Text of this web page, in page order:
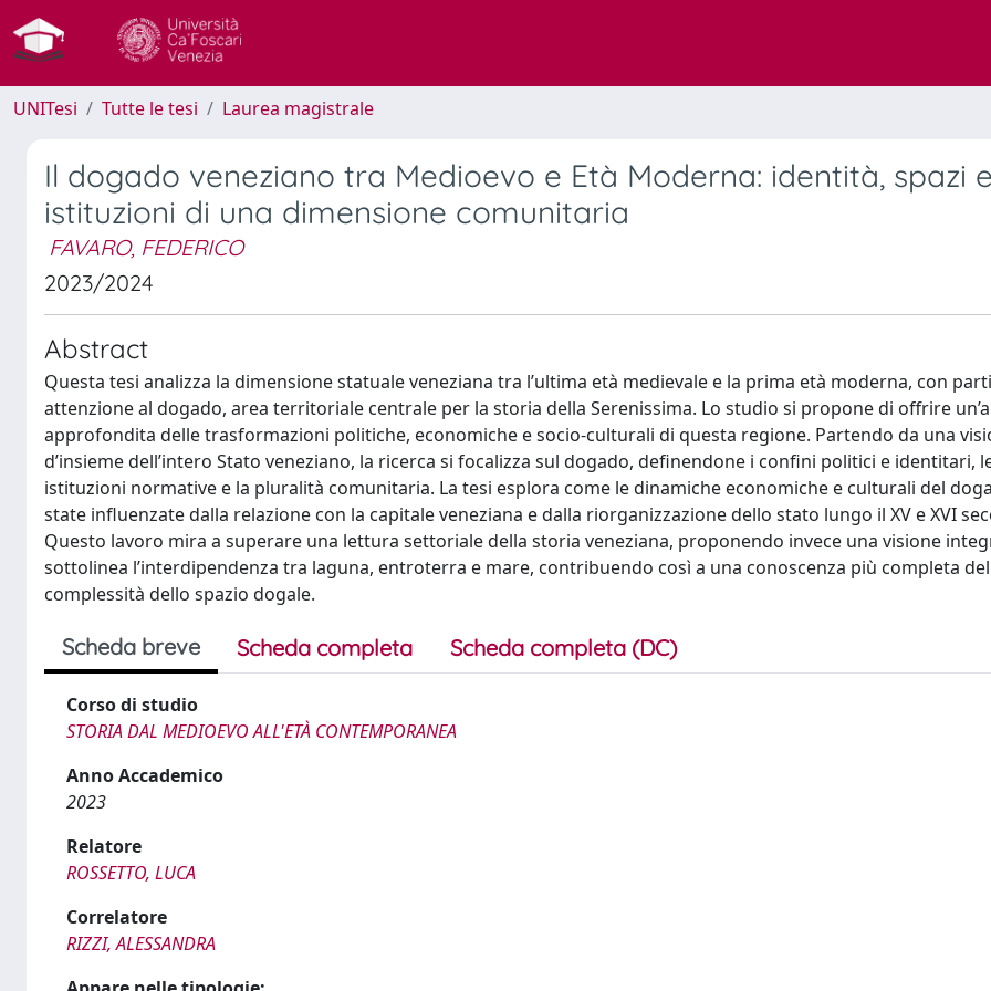
UNITesi Tutte le tesi Laurea magistrale
Il dogado veneziano tra Medioevo e Età Moderna: identità, spazi e
istituzioni di una dimensione comunitaria
FAVARO, FEDERICO
2023/2024
Abstract
Questa tesi analizza la dimensione statuale veneziana tra l’ultima età medievale e la prima età moderna, con
attenzione al dogado, area territoriale centrale per la storia della Serenissima. Lo studio si propone di offrire
approfondita delle trasformazioni politiche, economiche e socio-culturali di questa regione. Partendo da una
d’insieme dell’intero Stato veneziano, la ricerca si focalizza sul dogado, definendone i confini politici e identitari,
istituzioni normative e la pluralità comunitaria. La tesi esplora come le dinamiche economiche e culturali del
state influenzate dalla relazione con la capitale veneziana e dalla riorganizzazione dello stato lungo il XV e XVI
Questo lavoro mira a superare una lettura settoriale della storia veneziana, proponendo invece una visione
sottolinea l’interdipendenza tra laguna, entroterra e mare, contribuendo così a una conoscenza più completa
complessità dello spazio dogale.
Scheda breve Scheda completa Scheda completa (DC)
Corso di studio
STORIA DAL MEDIOEVO ALL'ETÀ CONTEMPORANEA
Anno Accademico
2023
Relatore
ROSSETTO, LUCA
Correlatore
RIZZI, ALESSANDRA